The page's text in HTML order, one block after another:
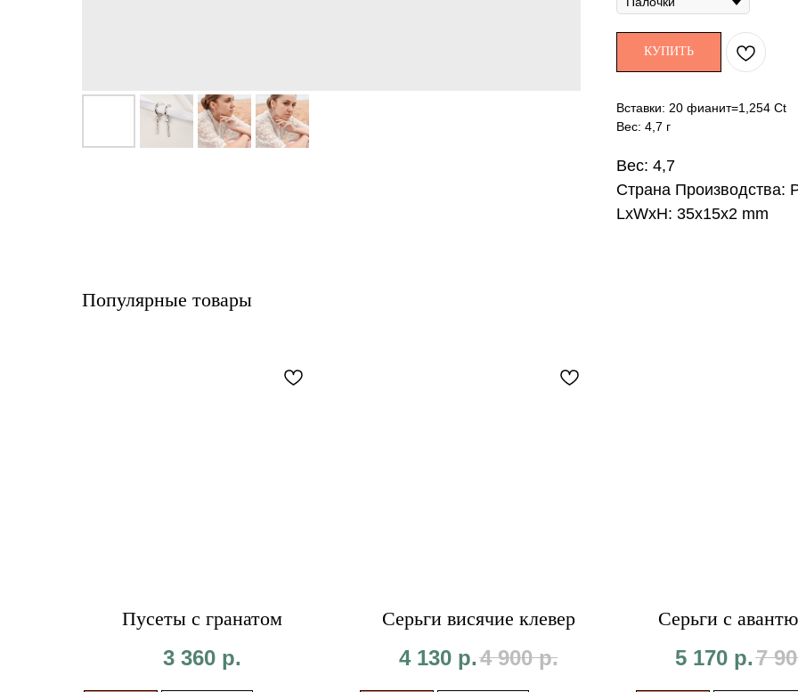
КУПИТЬ
Вставки: 20 фианит=1,254 Ct
Вес: 4,7 г
Вес: 4,7
Страна Производства:
LxWxH: 35x15x2 mm
Популярные товары
Пусеты с гранатом
3 360 р.
Серьги висячие клевер
4 130 р.4 900 р.
Серьги с
5 170 р.7